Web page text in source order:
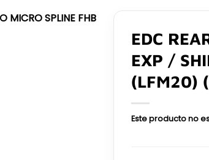
EDC
EXP /
(LFM20)
Este producto no